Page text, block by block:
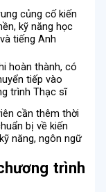
củng cố kiến
kỹ năng học
tiếng Anh
hoàn thành, có
tiếp vào
trình Thạc sĩ
cần thêm thời
bị về kiến
năng, ngôn ngữ
trình